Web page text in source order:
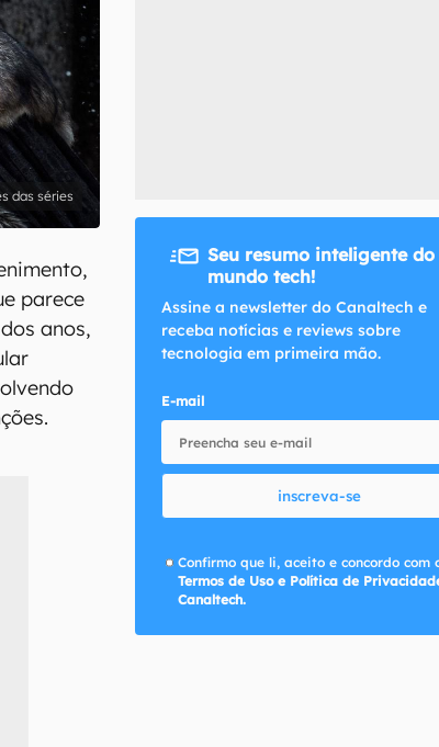
Uso e Política de Privacidade do Canaltech.
das séries
parece
anos,
Seu resumo inteligente do
mundo tech!
Assine a newsletter do Canaltech e
receba notícias e reviews sobre
tecnologia em primeira mão.
E-mail
inscreva-se
Confirmo que li, aceito e concordo com
Termos de Uso e Política de
Canaltech.